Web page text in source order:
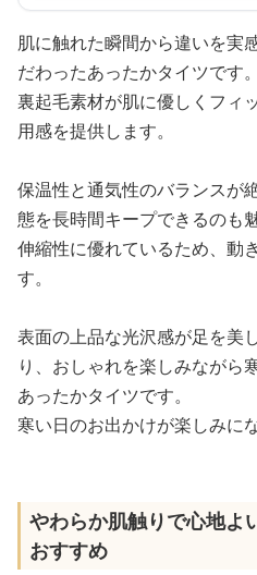
肌に触れた瞬間から違いを実
だわったあったかタイツです。
裏起毛素材が肌に優しくフィ
用感を提供します。
保温性と通気性のバランスが
態を長時間キープできるのも
伸縮性に優れているため、動
す。
表面の上品な光沢感が足を美
り、おしゃれを楽しみながら
あったかタイツです。
寒い日のお出かけが楽しみに
やわらか肌触りで心地よ
おすすめ